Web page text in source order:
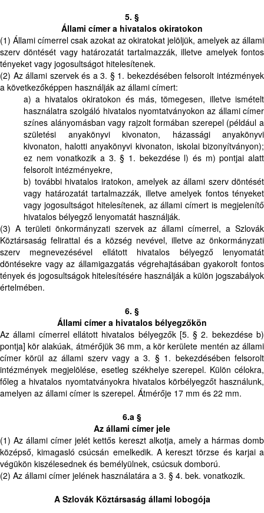
5. §
Állami címer a hivatalos okiratokon
(1) Állami címerrel csak azokat az okiratokat jelöljük, amelyek az állami
szerv döntését vagy határozatát tartalmazzák, illetve amelyek fontos
tényeket vagy jogosultságot hitelesítenek.
(2) Az állami szervek és a 3. § 1. bekezdésében felsorolt intézmények
a következőképpen használják az állami címert:
a) a hivatalos okiratokon és más, tömegesen, illetve ismételt
használatra szolgáló hivatalos nyomtatványokon az állami címer
színes alányomásban vagy rajzolt formában szerepel (például a
születési anyakönyvi kivonaton, házassági anyakönyvi
kivonaton, halotti anyakönyvi kivonaton, iskolai bizonyítványon);
ez nem vonatkozik a 3. § 1. bekezdése l) és m) pontjai alatt
felsorolt intézményekre,
b) további hivatalos iratokon, amelyek az állami szerv döntését
vagy határozatát tartalmazzák, illetve amelyek fontos tényeket
vagy jogosultságot hitelesítenek, az állami címert is megjelenítő
hivatalos bélyegző lenyomatát használják.
(3) A területi önkormányzati szervek az állami címerrel, a Szlovák
Köztársaság felirattal és a község nevével, illetve az önkormányzati
szerv megnevezésével ellátott hivatalos bélyegző lenyomatát
döntésekre vagy az államigazgatás végrehajtásában gyakorolt fontos
tények és jogosultságok hitelesítésére használják a külön jogszabályok
értelmében.
6. §
Állami címer a hivatalos bélyegzőkön
Az állami címerrel ellátott hivatalos bélyegzők [5. § 2. bekezdése b)
pontja] kör alakúak, átmérőjük 36 mm, a kör kerülete mentén az állami
címer körül az állami szerv vagy a 3. § 1. bekezdésében felsorolt
intézmények megjelölése, esetleg székhelye szerepel. Külön célokra,
főleg a hivatalos nyomtatványokra hivatalos körbélyegzőt használunk,
amelyen az állami címer is szerepel. Átmérője 17 mm és 22 mm.
6.a §
Az állami címer jele
(1) Az állami címer jelét kettős kereszt alkotja, amely a hármas domb
középső, kimagasló csúcsán emelkedik. A kereszt törzse és karjai a
végükön kiszélesednek és bemélyülnek, csúcsuk domború.
(2) Az állami címer jelének használatára a 3. § 4. bek. vonatkozik.
A Szlovák Köztársaság állami lobogója